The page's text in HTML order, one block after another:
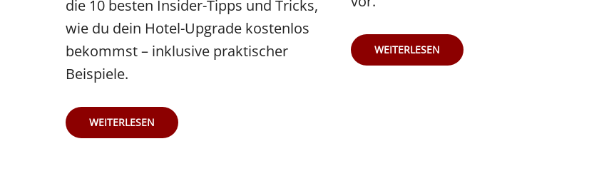
die 10 besten Insider-Tipps und Tricks,
wie du dein Hotel-Upgrade kostenlos
bekommst – inklusive praktischer
Beispiele.
KOSTENFREIES
IM
WEITERLESEN
DIE
ORTE
WEITERLESEN